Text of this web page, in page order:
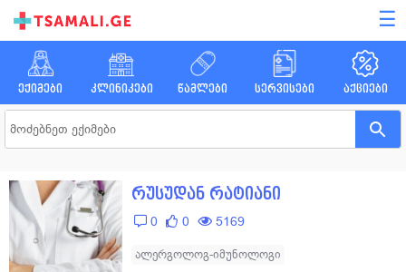
☰
ექიმები კლინიკები წამლები სერვისები აქციები
რუსუდან რატიანი
0 0 5169
ალერგოლოგ-იმუნოლოგი